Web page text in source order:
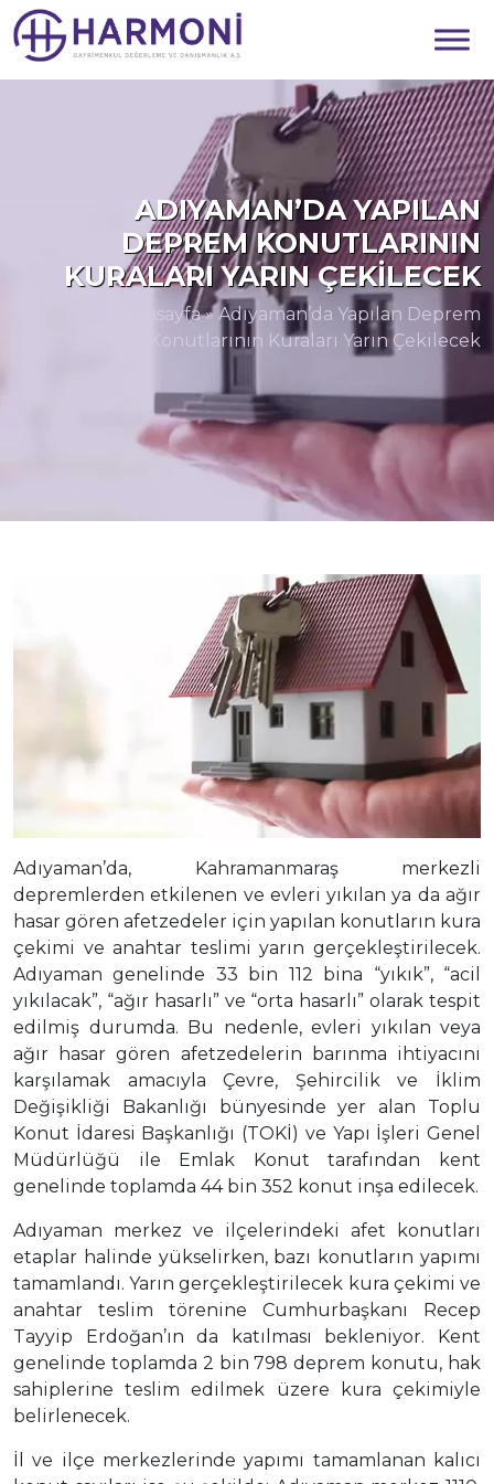
ADIYAMAN’DA YAPILAN
DEPREM KONUTLARININ
KURALARI YARIN ÇEKILECEK
Anasayfa» Adıyaman’da Yapılan Deprem
Konutlarının Kuraları Yarın Çekilecek
Adıyaman’da, Kahramanmaraş merkezli
depremlerden etkilenen ve evleri yıkılan ya da ağır
hasar gören afetzedeler için yapılan konutların kura
çekimi ve anahtar teslimi yarın gerçekleştirilecek.
Adıyaman genelinde 33 bin 112 bina “yıkık”, “acil
yıkılacak”, “ağır hasarlı” ve “orta hasarlı” olarak tespit
edilmiş durumda. Bu nedenle, evleri yıkılan veya
ağır hasar gören afetzedelerin barınma ihtiyacını
karşılamak amacıyla Çevre, Şehircilik ve İklim
Değişikliği Bakanlığı bünyesinde yer alan Toplu
Konut İdaresi Başkanlığı (TOKİ) ve Yapı İşleri Genel
Müdürlüğü ile Emlak Konut tarafından kent
genelinde toplamda 44 bin 352 konut inşa edilecek.
Adıyaman merkez ve ilçelerindeki afet konutları
etaplar halinde yükselirken, bazı konutların yapımı
tamamlandı. Yarın gerçekleştirilecek kura çekimi ve
anahtar teslim törenine Cumhurbaşkanı Recep
Tayyip Erdoğan’ın da katılması bekleniyor. Kent
genelinde toplamda 2 bin 798 deprem konutu, hak
sahiplerine teslim edilmek üzere kura çekimiyle
belirlenecek.
İl ve ilçe merkezlerinde yapımı tamamlanan kalıcı